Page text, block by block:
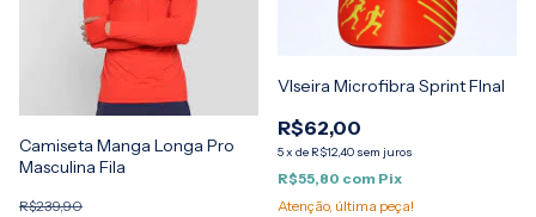
Camiseta Manga Longa Pro
Masculina Fila
R$239,90
VIseira Microfibra Sprint FInal
R$62,00
5x de R$12,40 sem juros
R$55,80 com Pix
Atenção, última peça!